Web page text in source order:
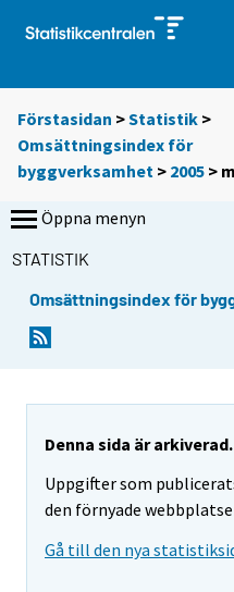
Förstasidan >Statistik >
Omsättningsindex för
byggverksamhet > 2005 >
Öppna menyn
STATISTIK
Omsättningsindex för
Denna sida är arkiverad.
Uppgifter som
den förnyade
Gå till den nya